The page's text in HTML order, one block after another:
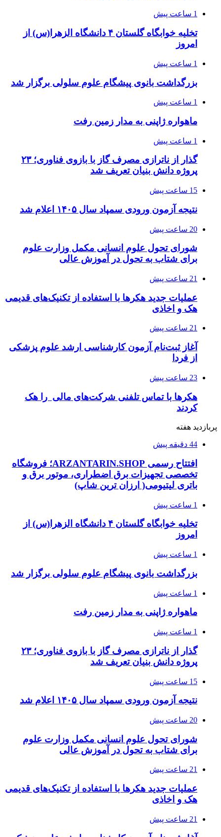
1 ساعت پیش
تخلیه خوابگاه گلستان ۴ دانشگاه الزهرا(س) از
امروز
1 ساعت پیش
بزرگداشت بانوی پیشگام علوم سلولی برگزار شد
1 ساعت پیش
ماهواره ژاپنی به مدار زمین رفت
1 ساعت پیش
گذار از ناترازی مصرف گاز با بازوی فناوری؛ ۲۳
پروژه دانش بنیان تعریف شد
15 ساعت پیش
نتیجه آزمون ورودی سمپاد سال ۱۴۰۵ اعلام شد
20 ساعت پیش
شورای تحول علوم انسانی مکمل وزارت علوم
برای شتاب به تحول در آموزش عالی
21 ساعت پیش
عملیات جدید هکرها با استفاده از تکنیک‌های قدیمی
هک و اخاذی
21 ساعت پیش
آغاز ثبت‌نام‌ آزمون کارشناسی ارشد علوم پزشکی
از فردا
23 ساعت پیش
هکرها با تماس تلفنی شرکت‌های مالی را هک
کردند
پربازدید هفته
44 دقیقه پیش
افتتاح رسمی ARZANTARIN.SHOP؛ فروشگاه
تخصصی تجهیزات برق اضطراری، موتور برق و
باتری لیتیومی( ارزان ترین شاپ)
1 ساعت پیش
تخلیه خوابگاه گلستان ۴ دانشگاه الزهرا(س) از
امروز
1 ساعت پیش
بزرگداشت بانوی پیشگام علوم سلولی برگزار شد
1 ساعت پیش
ماهواره ژاپنی به مدار زمین رفت
1 ساعت پیش
گذار از ناترازی مصرف گاز با بازوی فناوری؛ ۲۳
پروژه دانش بنیان تعریف شد
15 ساعت پیش
نتیجه آزمون ورودی سمپاد سال ۱۴۰۵ اعلام شد
20 ساعت پیش
شورای تحول علوم انسانی مکمل وزارت علوم
برای شتاب به تحول در آموزش عالی
21 ساعت پیش
عملیات جدید هکرها با استفاده از تکنیک‌های قدیمی
هک و اخاذی
21 ساعت پیش